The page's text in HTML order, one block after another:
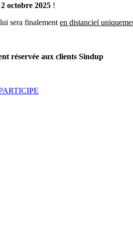
octobre 2025 !
sera finalement en distanciel
réservée aux clients Sindup
Manager